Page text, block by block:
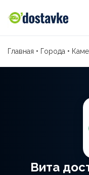
Главная • Города •
Вита